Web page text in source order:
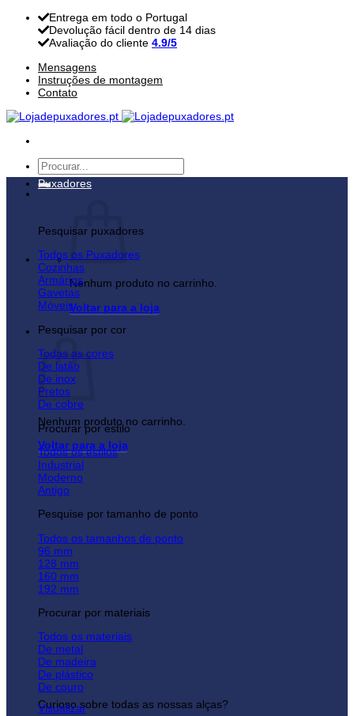
Skip
content
Entrega em todo o Portugal
Devolução fácil dentro de 14 dias
Avaliação do cliente 4.9/5
Mensagens
Instruções de montagem
Contato
Pesquisar
por:
Nenhum produto no carrinho.
Voltar para a loja
Carrinho
Nenhum produto no carrinho.
Voltar para a loja
Puxadores
Pesquisar puxadores
Todos os Puxadores
Cozinhas
Armários
Gavetas
Móveis
Pesquisar por cor
Todas as cores
De latão
De inox
Pretos
De cobre
Procurar por estilo
Todos os estilos
Industrial
Moderno
Antigo
Pesquise por tamanho de ponto
Todos os tamanhos de ponto
96 mm
128 mm
160 mm
192 mm
Procurar por materiais
Todos os materiais
De metal
De madeira
De plástico
De couro
Curioso sobre todas as nossas alças?
Visualizar